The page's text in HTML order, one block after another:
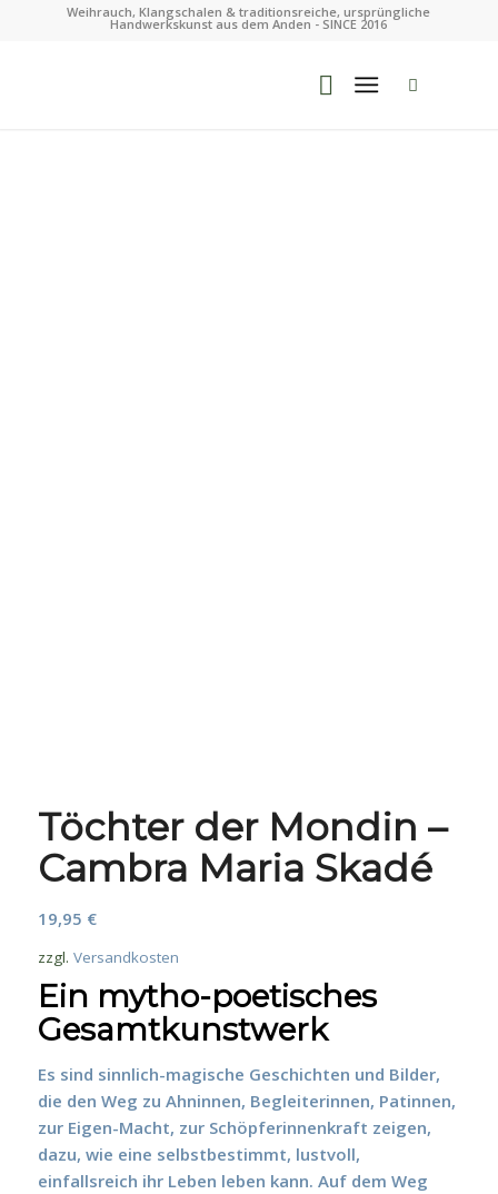
Weihrauch, Klangschalen & traditionsreiche, ursprüngliche
Handwerkskunst aus dem Anden - SINCE 2016
Töchter der Mondin –
Cambra Maria Skadé
19,95 €
zzgl. Versandkosten
Ein mytho-poetisches
Gesamtkunstwerk
Es sind sinnlich-magische Geschichten und Bilder,
die den Weg zu Ahninnen, Begleiterinnen, Patinnen,
zur Eigen-Macht, zur Schöpferinnenkraft zeigen,
dazu, wie eine selbstbestimmt, lustvoll,
einfallsreich ihr Leben leben kann. Auf dem Weg